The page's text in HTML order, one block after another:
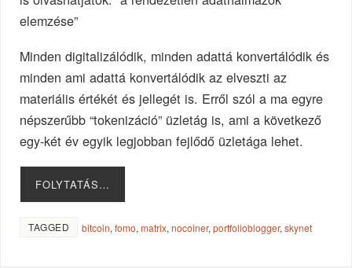
elemzése”
Minden digitalizálódik, minden adattá konvertálódik és
minden ami adattá konvertálódik az elveszti az
materiális értékét és jellegét is. Erről szól a ma egyre
népszerűbb “tokenizáció” üzletág is, ami a következő
egy-két év egyik legjobban fejlődő üzletága lehet.
FOLYTATÁS…
TAGGED bitcoin,fomo,matrix,nocoiner,portfolioblogger,skynet